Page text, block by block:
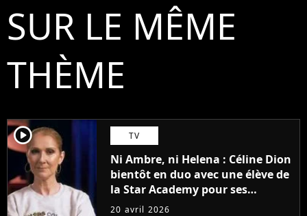
SUR LE MÊME
THÈME
player2 TV
Ni Ambre, ni Helena : Céline Dion
bientôt en duo avec une élève de
la Star Academy pour ses
concerts à Paris ?
20 avril 2026